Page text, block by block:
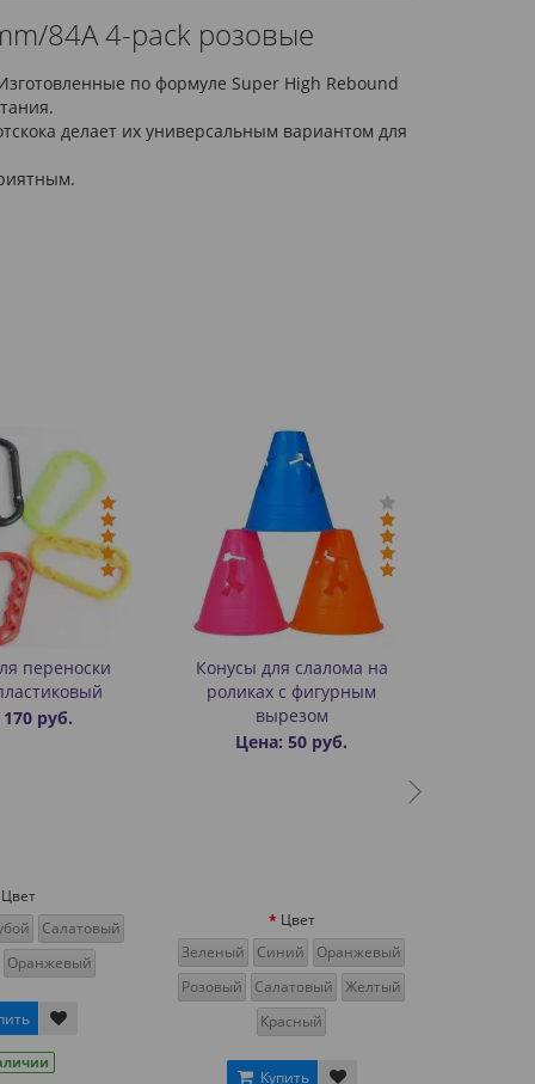
84A 4-pack розовые
по формуле Super High Rebound
делает их универсальным вариантом для
переноски
руб.
Цвет
Салатовый
Оранжевый
Конусы для слалома на
роликах с фигурным
вырезом
Цена: 50 руб.
Цвет
Зеленый
Синий
Оранжевый
Розовый
Салатовый
Желтый
Красный
Купить